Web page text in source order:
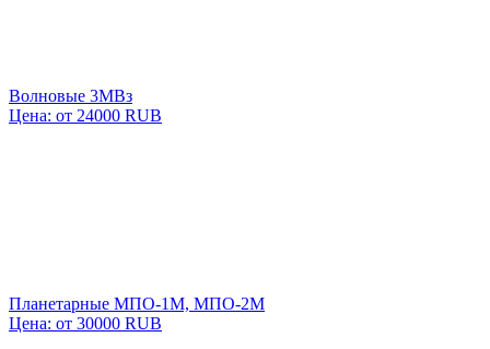
Волновые 3МВз
Цена: от 24000 RUB
Планетарные МПО-1М, МПО-2М
Цена: от 30000 RUB